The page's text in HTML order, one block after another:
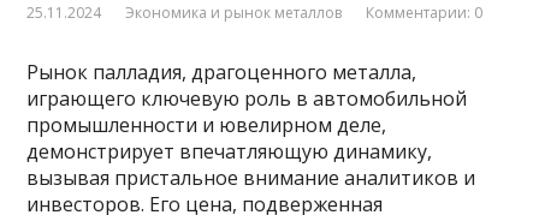
25.11.2024 Экономика и рынок металлов Комментарии: 0
Рынок палладия, драгоценного металла,
играющего ключевую роль в автомобильной
промышленности и ювелирном деле,
демонстрирует впечатляющую динамику,
вызывая пристальное внимание аналитиков и
инвесторов. Его цена, подверженная